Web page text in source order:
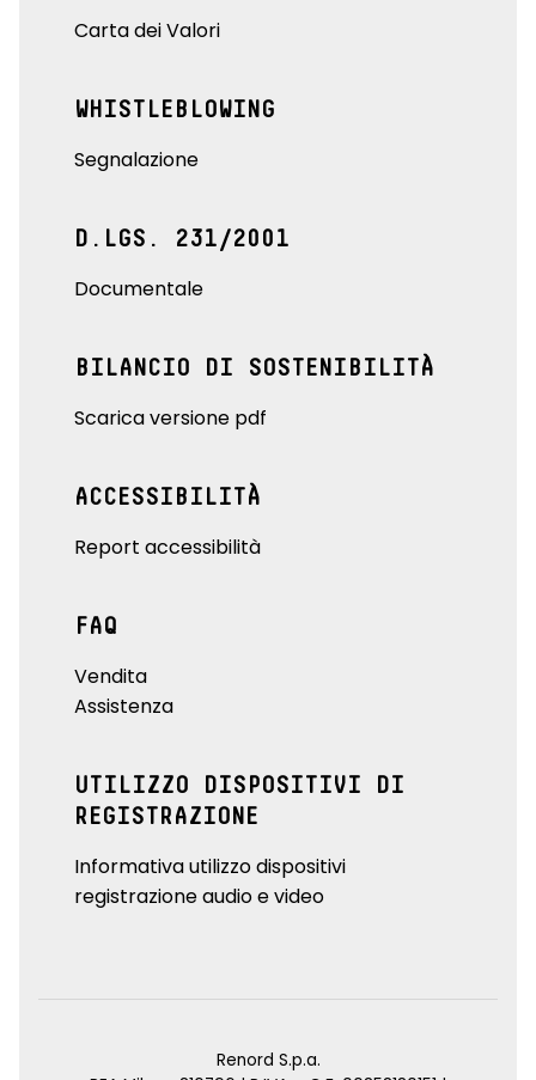
Carta dei Valori
WHISTLEBLOWING
Segnalazione
D.LGS. 231/2001
Documentale
BILANCIO DI SOSTENIBILITÀ
Scarica versione pdf
ACCESSIBILITÀ
Report accessibilità
FAQ
Vendita
Assistenza
UTILIZZO DISPOSITIVI DI
REGISTRAZIONE
Informativa utilizzo dispositivi
registrazione audio e video
Renord S.p.a.